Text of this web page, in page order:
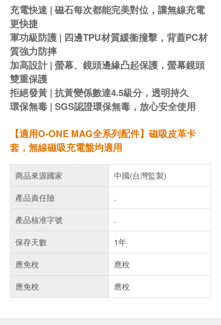
充電快速 | 磁石每次都能完美對位，讓無線充電
更快捷
軍功級防護 | 四邊TPU材質緩衝撞擊，背蓋PC材
質強力防摔
加高設計 | 螢幕、鏡頭邊緣凸起保護，螢幕鏡頭
雙重保護
拒絕發黃 | 抗黃變係數達4.5級分，透明持久
環保無毒 | SGS認證環保無毒，放心安全使用
【適用O-ONE MAG全系列配件】磁吸皮革卡
套，無線磁吸充電盤均適用
商品來源國家
中國(台灣監製)
產品責任險
.
產品核准字號
.
保存天數
1年
應免稅
應稅
應免稅
應稅